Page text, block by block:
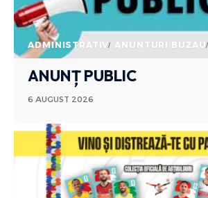
ADMINISTRATIV ANUNTURI BUZAU
ANUNȚ PUBLIC
6 AUGUST 2026